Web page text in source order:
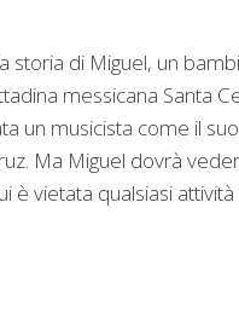
storia di Miguel, un
messicana Santa
un musicista come il
Ma Miguel dovrà
è vietata qualsiasi